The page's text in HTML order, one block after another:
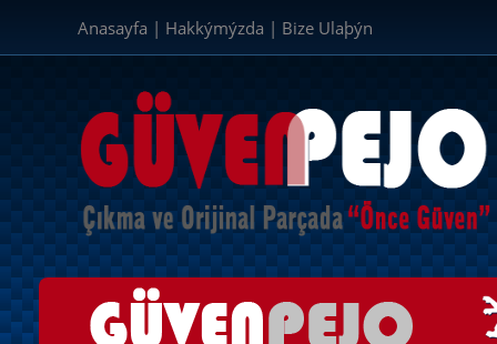
Anasayfa | Hakkýmýzda | Bize Ulaþýn